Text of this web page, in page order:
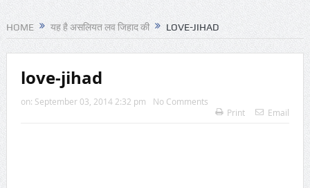
HOME यह है असलियत लव जिहाद की LOVE-JIHAD
love-jihad
on: September 03, 2014 2:32 pm
No Comments
Print
Email